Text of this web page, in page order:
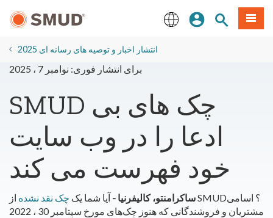
اصلی
ورودسایتمنو
2025 انتشار اخبار و توصیه های رسانه ای
برای انتشار فوری: نوامبر 7 ، 2025
SMUD چک های بی
ادعا را در وب سایت
خود فهرست می کند
ساکرامنتو، کالیفرنیا - آیا شما یک چک نقد نشده از SMUD؟ اسامی
مشتریان و فروشندگانی که هنوز چک‌های مورخ سپتامبر 30 ، 2022